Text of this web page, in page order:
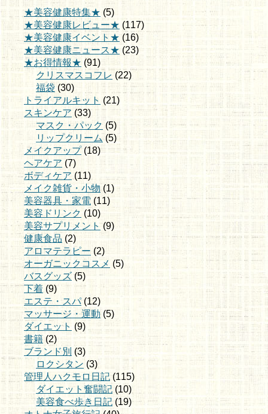
★美容健康特集★ (5)
★美容健康レビュー★ (117)
★美容健康イベント★ (16)
★美容健康ニュース★ (23)
★お得情報★ (91)
クリスマスコフレ (22)
福袋 (30)
トライアルキット (21)
スキンケア (33)
マスク・パック (5)
リップクリーム(5)
メイクアップ(18)
ヘアケア (7)
ボディケア (11)
メイク雑貨・小物(1)
美容器具・家電 (11)
美容ドリンク (10)
美容サプリメント(9)
健康食品 (2)
アロマテラピー (2)
オーガニックコスメ (5)
バスグッズ(5)
下着 (9)
エステ・スパ(12)
マッサージ・運動 (5)
ダイエット (9)
書籍 (2)
ブランド別 (3)
ロクシタン (3)
管理人ハクモロ日記 (115)
ダイエット奮闘記 (10)
美容食べ歩き日記(19)